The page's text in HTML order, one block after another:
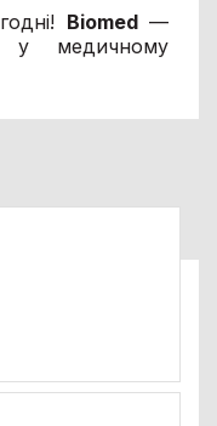
Biomed—
у медичному